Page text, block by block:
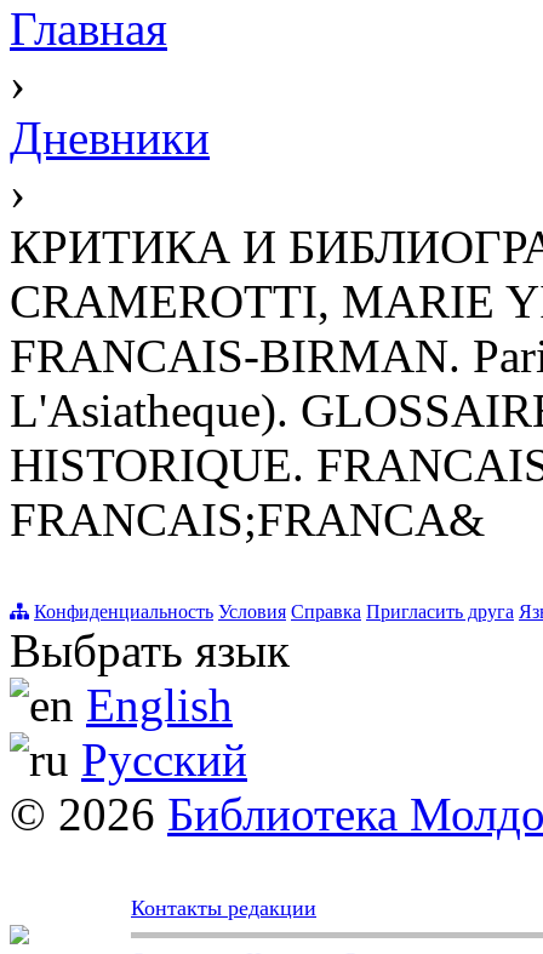
Главная
›
Дневники
›
КРИТИКА И
CRAMEROTTI, MARIE
FRANCAIS-BIRMAN.
L'Asiatheque).
HISTORIQUE.
FRANCAIS;FRANCA&
Конфиденциальность Условия Справка Пригласить друга
Выбрать язык
English
Русский
© 2026 Библиотека
Контакты редакции